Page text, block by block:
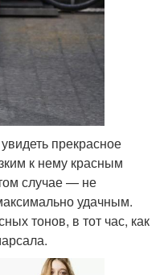
прекрасное
к нему красным
случае — не
удачным.
тонов, в тот час, как